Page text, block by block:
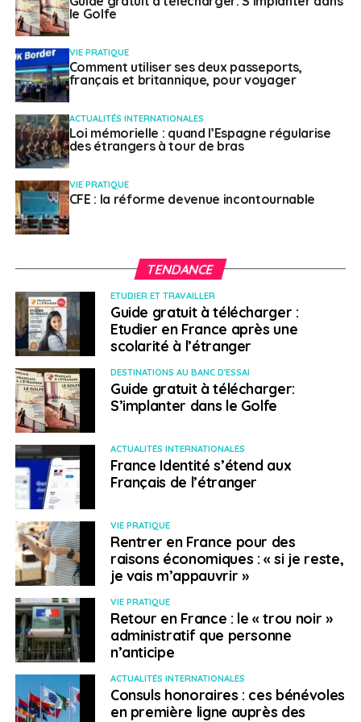
de Paris
“C’est en France” s’intéresse au vaste chantier de la
cathédrale Notre-Dame. Cela fait maintenant plus d’un
an qu’un incendie a ravagé une partie de l’édifice
gothique. Mais pour l’instant, la phase de
reconstruction n’a pas encore commencé. Emmanuel
Macron a tout juste annoncé que la flèche, qui s’était
effondrée, serait reconstruite à l’identique.
Par Marion Gaudin
Regarder l’émission
Radios
> Sur RFI
Dans l’émission “Vivre ailleurs”
Covid-19 et conséquences fiscales du rapatriement
des salariés français expatriés
Avec la crise sanitaire et économique du Covid-19, de
nombreuses entreprises, notamment des grands
groupes, ont décidé de rapatrier leurs employés
expatriés en France. Ce transfert de salariés implique
de nombreuses problématiques liées à la fiscalité, qu’il
ne faut pas négliger, en particulier pour l’IFI, l’impôt sur
la fortune immobilière.
Écouter ou podcaster l’émission
Dans l’émission “Accents d’Europe”
L’été au détour des routes européennes
le Golfe
VIE PRATIQUE
Comment utiliser ses deux passeports,
français et britannique, pour voyager
ACTUALITÉS INTERNATIONALES
Loi mémorielle : quand l’Espagne régularise
des étrangers à tour de bras
VIE PRATIQUE
CFE : la réforme devenue incontournable
TENDANCE
ETUDIER ET TRAVAILLER
Guide gratuit à télécharger :
Etudier en France après une
scolarité à l’étranger
DESTINATIONS AU BANC D'ESSAI
Guide gratuit à télécharger:
S’implanter dans le Golfe
ACTUALITÉS INTERNATIONALES
France Identité s’étend aux
Français de l’étranger
VIE PRATIQUE
Rentrer en France pour des
raisons économiques : « si je reste,
je vais m’appauvrir »
VIE PRATIQUE
Retour en France : le « trou noir »
administratif que personne
n’anticipe
ACTUALITÉS INTERNATIONALES
Consuls honoraires : ces bénévoles
en première ligne auprès des